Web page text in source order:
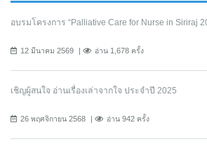
อบรมโครงการ “Palliative Care for Nurse in Siriraj
12 มีนาคม 2569 อ่าน 1,678 ครั้ง
เชิญผู้สนใจ อ่านเรื่องเล่าจากใจ ประจำปี 2025
26 พฤศจิกายน 2568 อ่าน 942 ครั้ง